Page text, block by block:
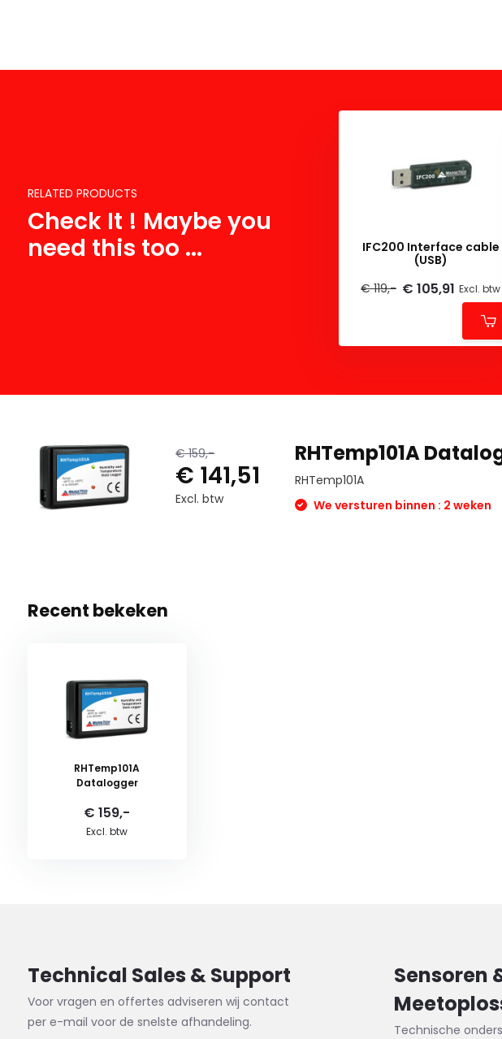
RELATED PRODUCTS
Check It ! Maybe you
need this too ...
IFC200 Interface cable
(USB)
€ 119,- € 105,91 Excl. btw
€ 159,-
€ 141,51
Excl. btw
RHTemp101A
RHTemp101A
We versturen binnen : 2 weken
Recent bekeken
RHTemp101A
Datalogger
€ 159,-
Excl. btw
Technical Sales & Support
Voor vragen en offertes adviseren wij contact
per e-mail voor de snelste afhandeling.
Sensoren
Technische